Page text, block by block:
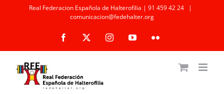
Real Federacion Española de Halterofilia | 91 459 42 24
|
comunicacion@fedehalter.org
Facebook InstagramYouTubeFlickr